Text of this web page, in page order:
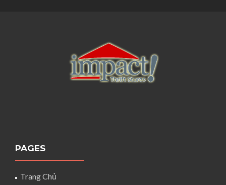
PAGES
Trang Chủ